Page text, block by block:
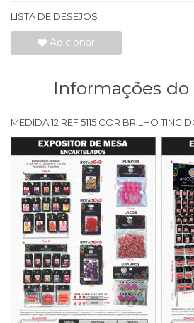
LISTA DE DESEJOS
Adicionar
Informações
MEDIDA 12 REF 5115 COR BRILHO